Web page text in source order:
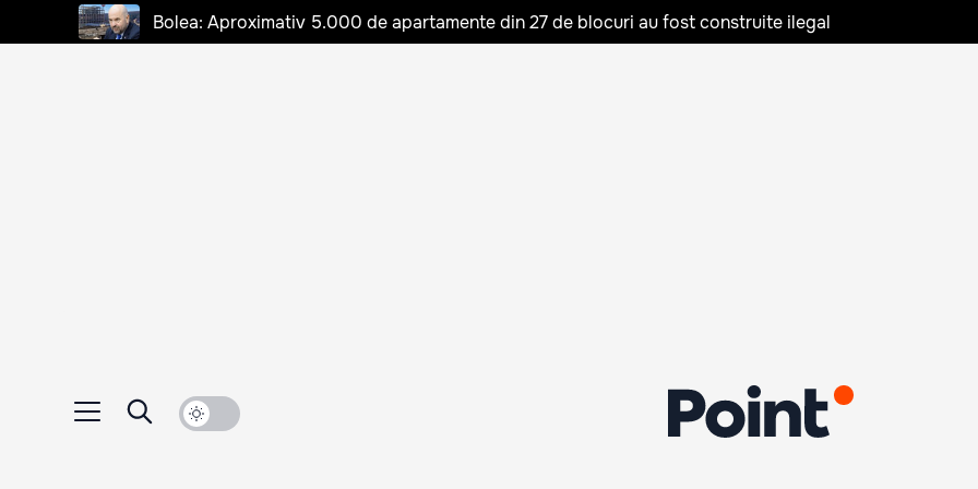
Bolea: Aproximativ 5.000 de apartamente din 27 de blocuri au fost construite ilegal